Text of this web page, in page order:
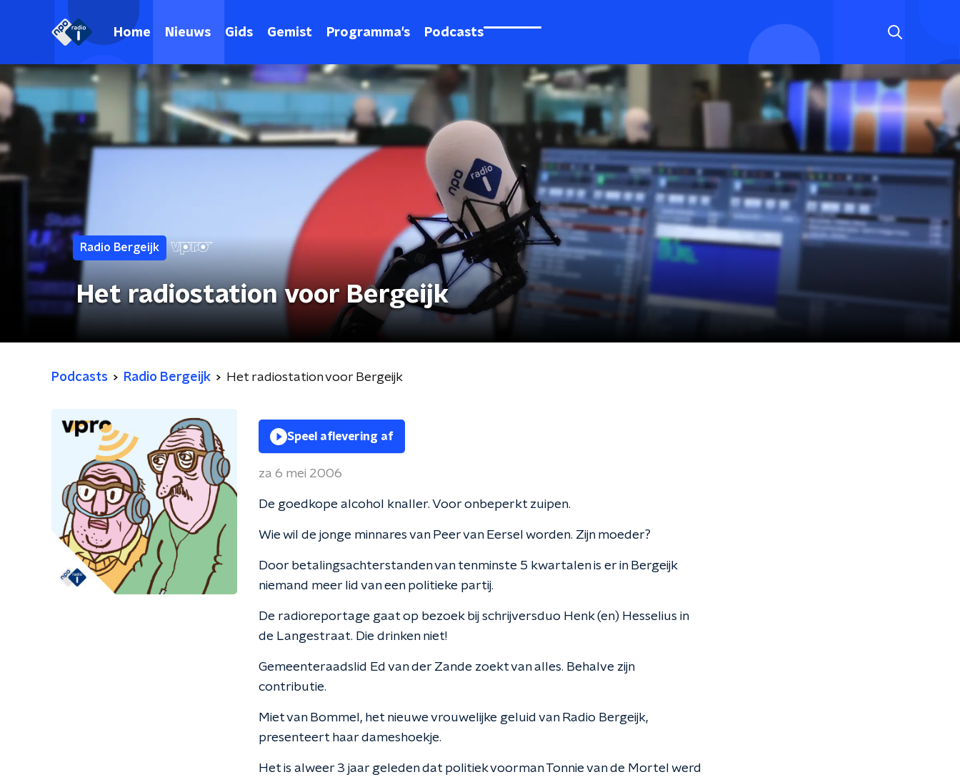
Home Nieuws Gids Gemist Programma's Podcasts
Radio Bergeijk
Het radiostation voor Bergeijk
Podcasts Radio Bergeijk Het radiostation voor Bergeijk
Speel aflevering af
za 6 mei 2006
De goedkope alcohol knaller. Voor onbeperkt zuipen.
Wie wil de jonge minnares van Peer van Eersel worden. Zijn moeder?
Door betalingsachterstanden van tenminste 5 kwartalen is er in Bergeijk
niemand meer lid van een politieke partij.
De radioreportage gaat op bezoek bij schrijversduo Henk (en) Hesselius in
de Langestraat. Die drinken niet!
Gemeenteraadslid Ed van der Zande zoekt van alles. Behalve zijn
contributie.
Miet van Bommel, het nieuwe vrouwelijke geluid van Radio Bergeijk,
presenteert haar dameshoekje.
Het is alweer 3 jaar geleden dat politiek voorman Tonnie van de Mortel werd